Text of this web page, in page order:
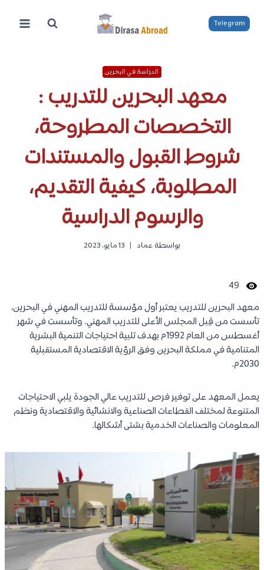
المحتوى
Telegram
الدراسة في البحرين
معهد البحرين للتدريب :
التخصصات المطروحة،
شروط القبول والمستندات
المطلوبة، كيفية التقديم،
والرسوم الدراسية
بواسطة عماد 13 مايو، 2023
49
معهد البحرين للتدريب يعتبر أول مؤسسة للتدريب المهني في البحرين،
تأسست من قِبل المجلس الأعلى للتدريب المهني. وتأسست في شهر
أغسطس من العام 1992م بهدف تلبية احتياجات التنمية البشرية
المتنامية في مملكة البحرين وفق الرؤية الاقتصادية المستقبلية
2030م.
يعمل المعهد على توفير فرص للتدريب عالي الجودة يلبي الاحتياجات
المتنوعة لمختلف القطاعات الصناعية والانشائية والاقتصادية ونظم
المعلومات والصناعات الخدمية بشتى أشكالها.